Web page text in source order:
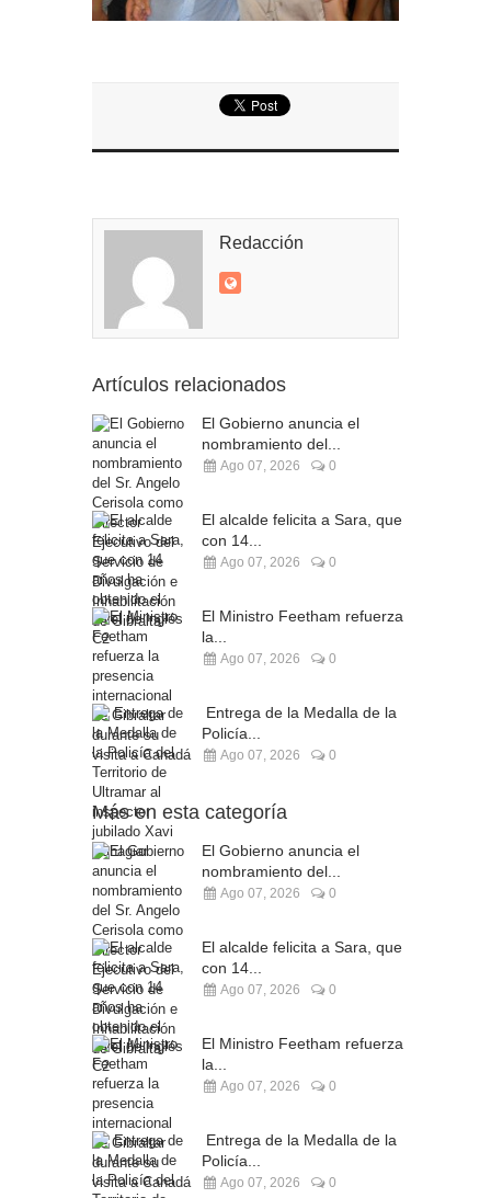
Redacción
Artículos relacionados
El Gobierno anuncia el
nombramiento del...
Ago 07, 2026 0
El alcalde felicita a Sara, que
con 14...
Ago 07, 2026 0
El Ministro Feetham refuerza
la...
Ago 07, 2026 0
Entrega de la Medalla de la
Policía...
Ago 07, 2026 0
Más en esta categoría
El Gobierno anuncia el
nombramiento del...
Ago 07, 2026 0
El alcalde felicita a Sara, que
con 14...
Ago 07, 2026 0
El Ministro Feetham refuerza
la...
Ago 07, 2026 0
Entrega de la Medalla de la
Policía...
Ago 07, 2026 0